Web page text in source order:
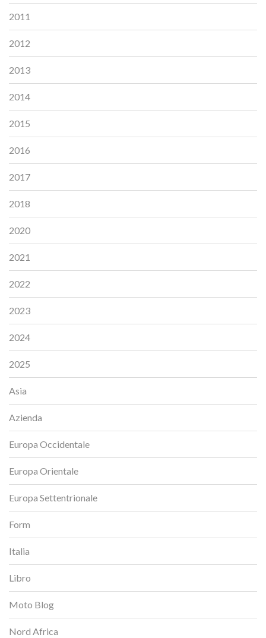
2011
2012
2013
2014
2015
2016
2017
2018
2020
2021
2022
2023
2024
2025
Asia
Azienda
Europa Occidentale
Europa Orientale
Europa Settentrionale
Form
Italia
Libro
Moto Blog
Nord Africa